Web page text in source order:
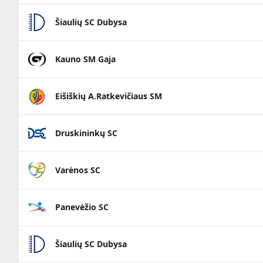
Šiaulių SC Dubysa
Kauno SM Gaja
Eišiškių A.Ratkevičiaus SM
Druskininkų SC
Varėnos SC
Panevėžio SC
Šiaulių SC Dubysa